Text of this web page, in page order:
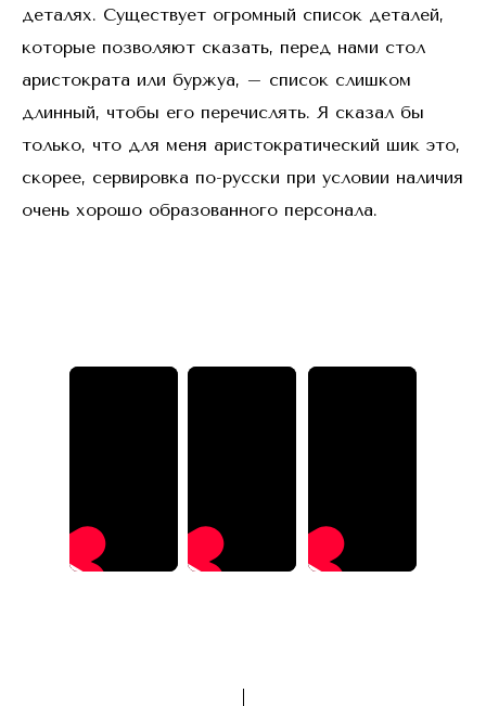
деталях. Существует огромный список деталей,
которые позволяют сказать, перед нами стол
аристократа или буржуа, – список слишком
длинный, чтобы его перечислять. Я сказал бы
только, что для меня аристократический шик это,
скорее, сервировка по-русски при условии наличия
очень хорошо образованного персонала.